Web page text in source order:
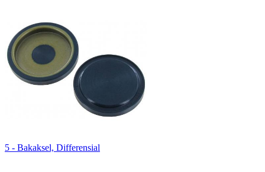
5 - Bakaksel, Differensial